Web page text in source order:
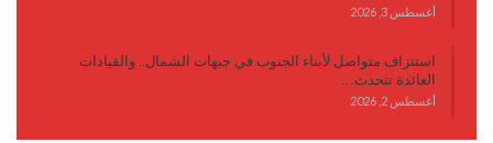
أغسطس 3, 2026
استنزاف متواصل لأبناء الجنوب في جبهات الشمال.. والقيادات
العائدة تتحدث…
أغسطس 2, 2026